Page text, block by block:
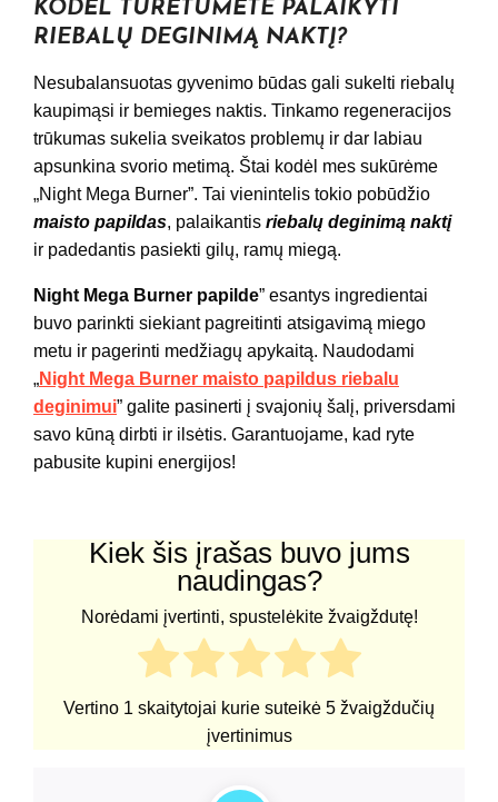
KODĖL TURĖTUMĖTE PALAIKYTI
RIEBALŲ DEGINIMĄ NAKTĮ?
Nesubalansuotas gyvenimo būdas gali sukelti riebalų
kaupimąsi ir bemieges naktis. Tinkamo regeneracijos
trūkumas sukelia sveikatos problemų ir dar labiau
apsunkina svorio metimą. Štai kodėl mes sukūrėme
„Night Mega Burner”. Tai vienintelis tokio pobūdžio
maisto papildas, palaikantis riebalų deginimą naktį
ir padedantis pasiekti gilų, ramų miegą.
Night Mega Burner papilde” esantys ingredientai
buvo parinkti siekiant pagreitinti atsigavimą miego
metu ir pagerinti medžiagų apykaitą. Naudodami
„Night Mega Burner maisto papildus riebalu
deginimui” galite pasinerti į svajonių šalį, priversdami
savo kūną dirbti ir ilsėtis. Garantuojame, kad ryte
pabusite kupini energijos!
Kiek šis įrašas buvo jums
naudingas?
Norėdami įvertinti, spustelėkite žvaigždutę!
Vertino 1 skaitytojai kurie suteikė 5 žvaigždučių
įvertinimus